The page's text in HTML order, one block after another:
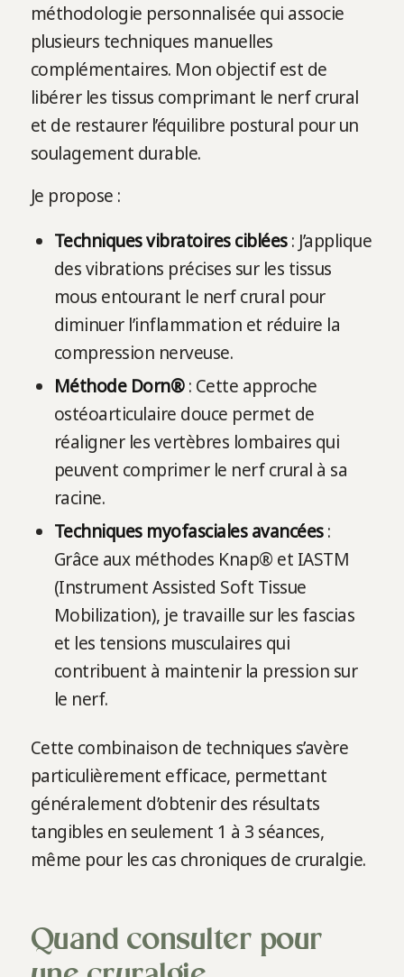
méthodologie personnalisée qui associe
plusieurs techniques manuelles
complémentaires. Mon objectif est de
libérer les tissus comprimant le nerf crural
et de restaurer l’équilibre postural pour un
soulagement durable.
Je propose :
Techniques vibratoires ciblées: J’applique
des vibrations précises sur les tissus
mous entourant le nerf crural pour
diminuer l’inflammation et réduire la
compression nerveuse.
Méthode Dorn®: Cette approche
ostéoarticulaire douce permet de
réaligner les vertèbres lombaires qui
peuvent comprimer le nerf crural à sa
racine.
Techniques myofasciales avancées:
Grâce aux méthodes Knap® et IASTM
(Instrument Assisted Soft Tissue
Mobilization), je travaille sur les fascias
et les tensions musculaires qui
contribuent à maintenir la pression sur
le nerf.
Cette combinaison de techniques s’avère
particulièrement efficace, permettant
généralement d’obtenir des résultats
tangibles en seulement 1 à 3 séances,
même pour les cas chroniques de cruralgie.
Quand consulter pour